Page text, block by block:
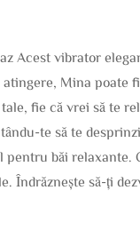
Acest vibrator
Mina poate
fie că vrei să te
te să te
băi
să-ți